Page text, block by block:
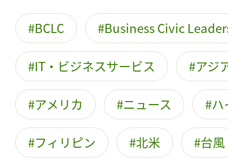
BCLC Business Civic
IT・ビジネスサービス アジ
アメリカ ニュース
フィリピン 北米 台風